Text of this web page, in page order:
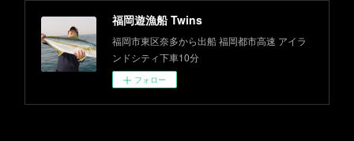
福岡遊漁船 Twins
福岡市東区奈多から出船 福岡都市高速 アイラ
ンドシティ下車10分
フォロー